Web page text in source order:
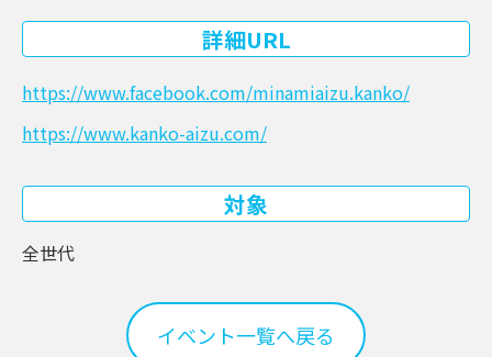
詳細URL
https://www.facebook.com/minamiaizu.kanko/
https://www.kanko-aizu.com/
対象
全世代
イベント一覧へ戻る